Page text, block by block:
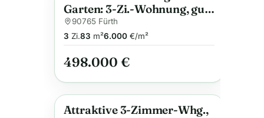
Garten: 3-Zi.-Wohnung, gute
Lage in FÜ-Poppenreuth,
nahe IKEA, mit Top-
Ausstattung und Anschluss
für E-Auto
90765 Fürth
3 Zi.83 m²6.000€/m²
498.000 €
Anzeige
Attraktive 3-Zimmer-Whg.,